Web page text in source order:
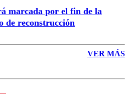
marcada por el fin de la
de reconstrucción
VER MÁS